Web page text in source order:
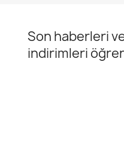
Son haberleri
indirimleri